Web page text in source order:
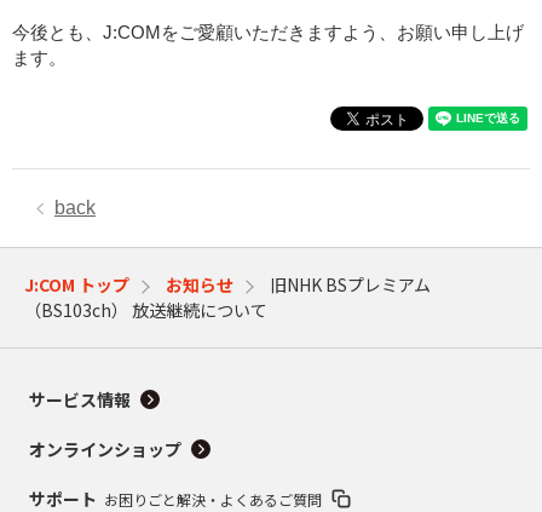
今後とも、J:COMをご愛顧いただきますよう、お願い申し上げ
ます。
back
J:COM トップ お知らせ
旧NHK BSプレミアム
（BS103ch） 放送継続について
サービス情報
オンラインショップ
サポート お困りごと解決・よくあるご質問